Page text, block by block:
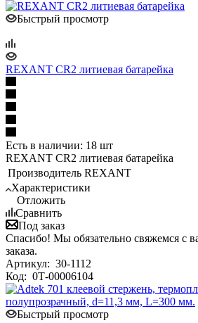
Быстрый просмотр
REXANT CR2 литиевая батарейка
Есть в наличии: 18 шт
REXANT CR2 литиевая батарейка
Производитель REXANT
Характеристики
Отложить
Сравнить
Под заказ
Спасибо! Мы обязательно свяжемся с
заказа.
Артикул: 30-1112
Код: 0Т-00006104
Быстрый просмотр